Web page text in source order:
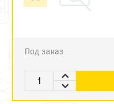
Под заказ